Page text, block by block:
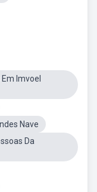
Imvoel
Nave
Da